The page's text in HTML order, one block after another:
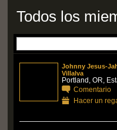
Todos los
Johnny Jesus-
Villalva
Portland, OR,
Comentario
Hacer un